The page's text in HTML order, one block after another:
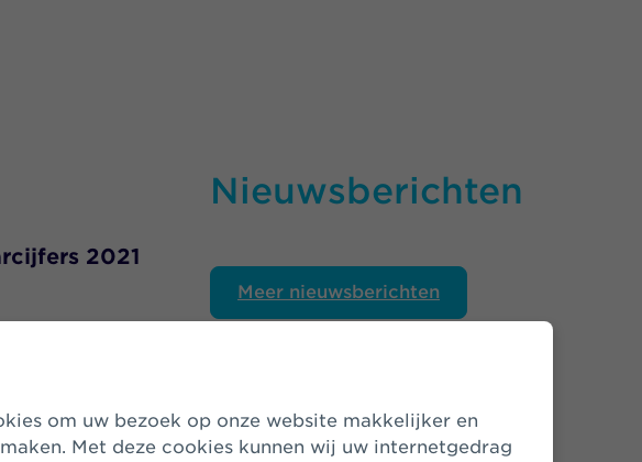
Met deze cookies kunnen wij uw internetgedrag
2021
Officer
Nieuwsberichten
Meer nieuwsberichten